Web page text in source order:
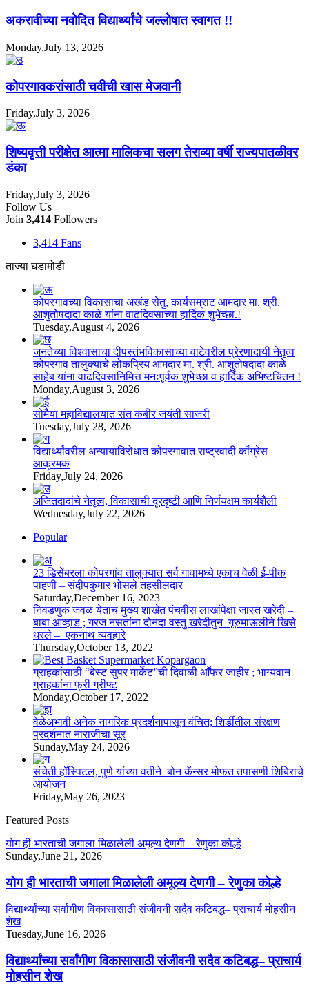
अकरावीच्या नवोदित विद्यार्थ्यांचे जल्लोषात स्वागत !!
Monday,July 13, 2026
कोपरगावकरांसाठी चवीची खास मेजवानी
Friday,July 3, 2026
शिष्यवृत्ती परीक्षेत आत्मा मालिकचा सलग तेराव्या वर्षी राज्यपातळीवर
डंका
Friday,July 3, 2026
Follow Us
Join 3,414 Followers
3,414 Fans
ताज्या घडामोडी
कोपरगावच्या विकासाचा अखंड सेतु, कार्यसम्राट आमदार मा. श्री.
आशुतोषदादा काळे यांना वाढदिवसाच्या हार्दिक शुभेच्छा.!
Tuesday,August 4, 2026
जनतेच्या विश्वासाचा दीपस्तंभविकासाच्या वाटेवरील प्रेरणादायी नेतृत्व
कोपरगाव तालुक्याचे लोकप्रिय आमदार मा. श्री. आशुतोषदादा काळे
साहेब यांना वाढदिवसानिमित्त मनःपूर्वक शुभेच्छा व हार्दिक अभिष्टचिंतन !
Monday,August 3, 2026
सोमैया महाविद्यालयात संत कबीर जयंती साजरी
Tuesday,July 28, 2026
विद्यार्थ्यांवरील अन्यायाविरोधात कोपरगावात राष्ट्रवादी काँग्रेस
आक्रमक
Friday,July 24, 2026
अजितदादांचे नेतृत्व, विकासाची दूरदृष्टी आणि निर्णयक्षम कार्यशैली
Wednesday,July 22, 2026
Popular
23 डिसेंबरला कोपरगांव तालुक्‍यात सर्व गावांमध्ये एकाच वेळी ई-पीक
पाहणी – संदीपकुमार भोसले तहसीलदार
Saturday,December 16, 2023
निवडणुक जवळ येताच मुख्य शाखेत पंचवीस लाखांपेक्षा जास्त खरेदी –
बाबा आव्हाड ; गरज नसतांना दोनदा वस्तु खरेदीतुन गूरुमाऊलीने खिसे
धरले – एकनाथ व्यवहारे
Thursday,October 13, 2022
ग्राहकांसाठी “बेस्ट सुपर मार्केट”ची दिवाळी आॕफर जाहीर ; भाग्यवान
ग्राहकांना फ्री ग्रीफ्ट
Monday,October 17, 2022
वेळेअभावी अनेक नागरिक प्रदर्शनापासून वंचित; शिर्डीतील संरक्षण
प्रदर्शनात नाराजीचा सूर
Sunday,May 24, 2026
संचेती हॉस्पिटल, पुणे यांच्या वतीने बोन कॅन्सर मोफत तपासणी शिबिराचे
आयोजन
Friday,May 26, 2023
Featured Posts
योग ही भारताची जगाला मिळालेली अमूल्य देणगी – रेणुका कोल्हे
Sunday,June 21, 2026
योग ही भारताची जगाला मिळालेली अमूल्य देणगी – रेणुका कोल्हे
विद्यार्थ्यांच्या सर्वांगीण विकासासाठी संजीवनी सदैव कटिबद्ध– प्राचार्य मोहसीन
शेख
Tuesday,June 16, 2026
विद्यार्थ्यांच्या सर्वांगीण विकासासाठी संजीवनी सदैव कटिबद्ध– प्राचार्य
मोहसीन शेख